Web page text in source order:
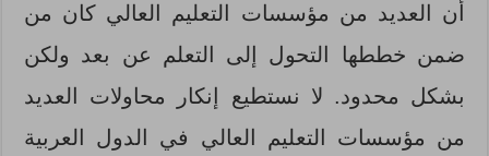
أن العديد من مؤسسات التعليم العالي كان من
ضمن خططها التحول إلى التعلم عن بعد ولكن
بشكل محدود. لا نستطيع إنكار محاولات العديد
من مؤسسات التعليم العالي في الدول العربية